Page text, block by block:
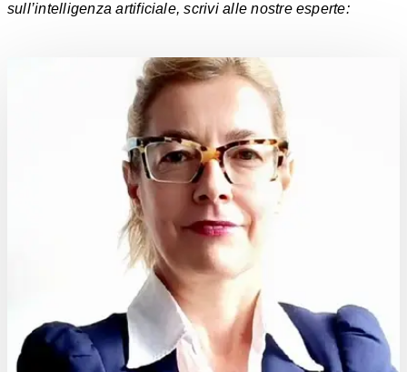
sull’intelligenza artificiale, scrivi alle nostre esperte: